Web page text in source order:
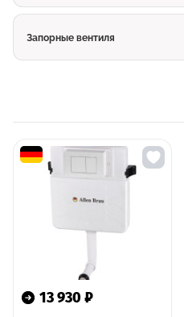
Запорные вентиля
13 930 ₽